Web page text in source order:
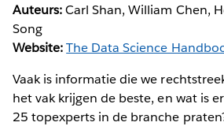
Auteurs:Carl Shan, William Chen,
Song
Website:The Data Science
Vaak is informatie die we
het vak krijgen de beste, en wat is
25 topexperts in de branche